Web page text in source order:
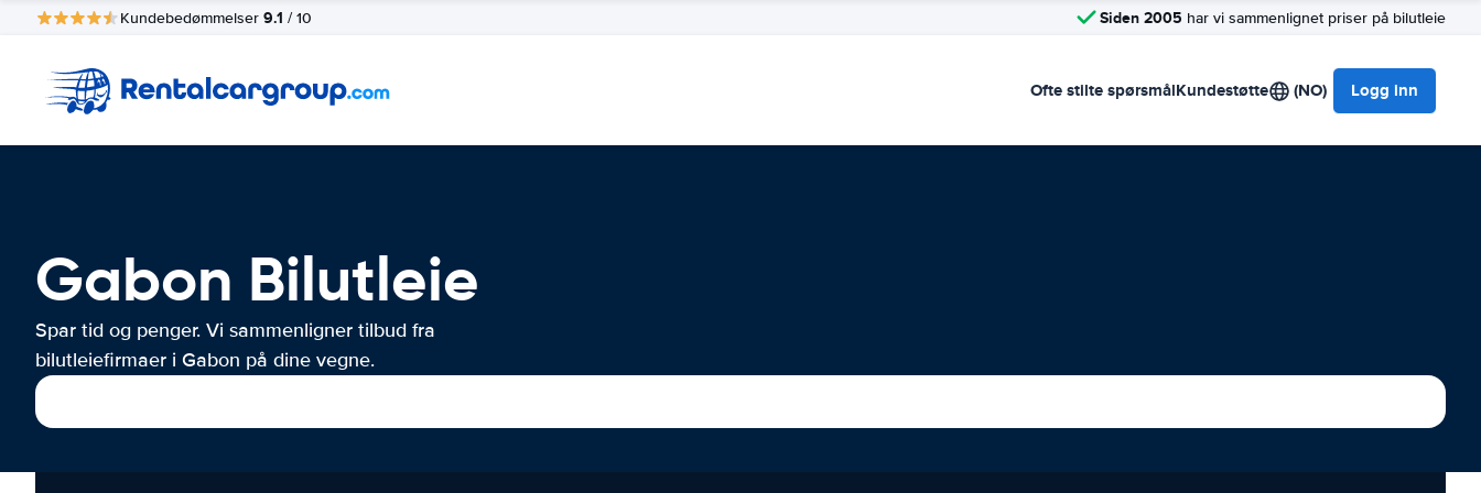
Kundebedømmelser 9.1 / 10 Siden 2005 har vi sammenlignet priser på bilutleie
Ofte stilte spørsmålKundestøtte (NO) Logg inn
Gabon Bilutleie
Spar tid og penger. Vi sammenligner tilbud fra
bilutleiefirmaer i Gabon på dine vegne.